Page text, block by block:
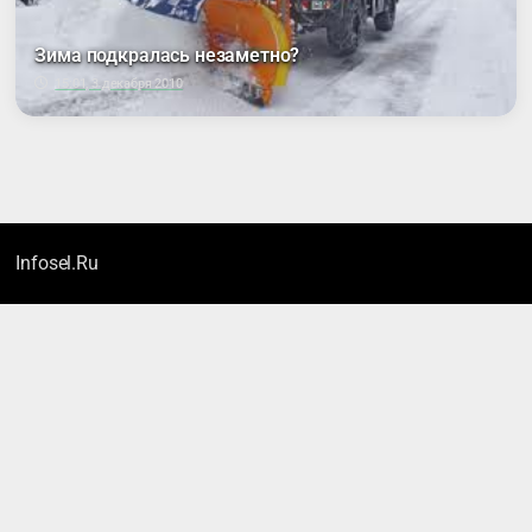
Зима подкралась незаметно?
15:01, 3 декабря 2010
Infosel.Ru